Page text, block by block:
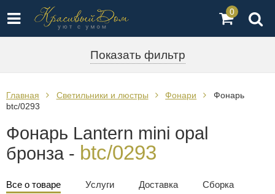
0
Показать фильтр
Главная Светильники и люстры Фонари
Фонарь
btc/0293
Фонарь Lantern mini opal
бронза - btc/0293
Все о товаре Услуги Доставка
Сборка